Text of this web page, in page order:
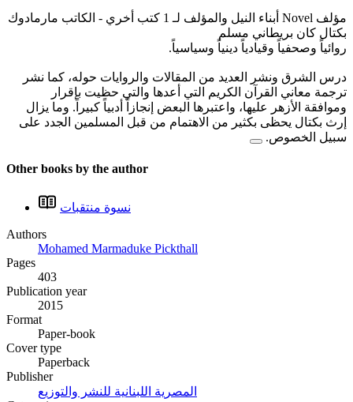
مؤلف Novel أبناء النيل والمؤلف لـ 1 كتب أخري
- الكاتب مارمادوك
بكتال كان بريطاني مسلم
روائياً وصحفياً وقيادياً دينياً وسياسياً.
درس الشرق ونشر العديد من المقالات والروايات حوله، كما نشر
ترجمة معاني القرآن الكريم التي أعدها والتي حظيت بإقرار
وموافقة الأزهر عليها، واعتبرها البعض إنجازاً أدبياً كبيراً. وما يزال
إرث بكتال يحظى بكثير من الاهتمام من قبل المسلمين الجدد على
سبيل الخصوص.
Other books by the author
نسوة منتقبات
Authors
Mohamed Marmaduke Pickthall
Pages
403
Publication year
2015
Format
Paper-book
Cover type
Paperback
Publisher
المصرية اللبنانية للنشر والتوزيع